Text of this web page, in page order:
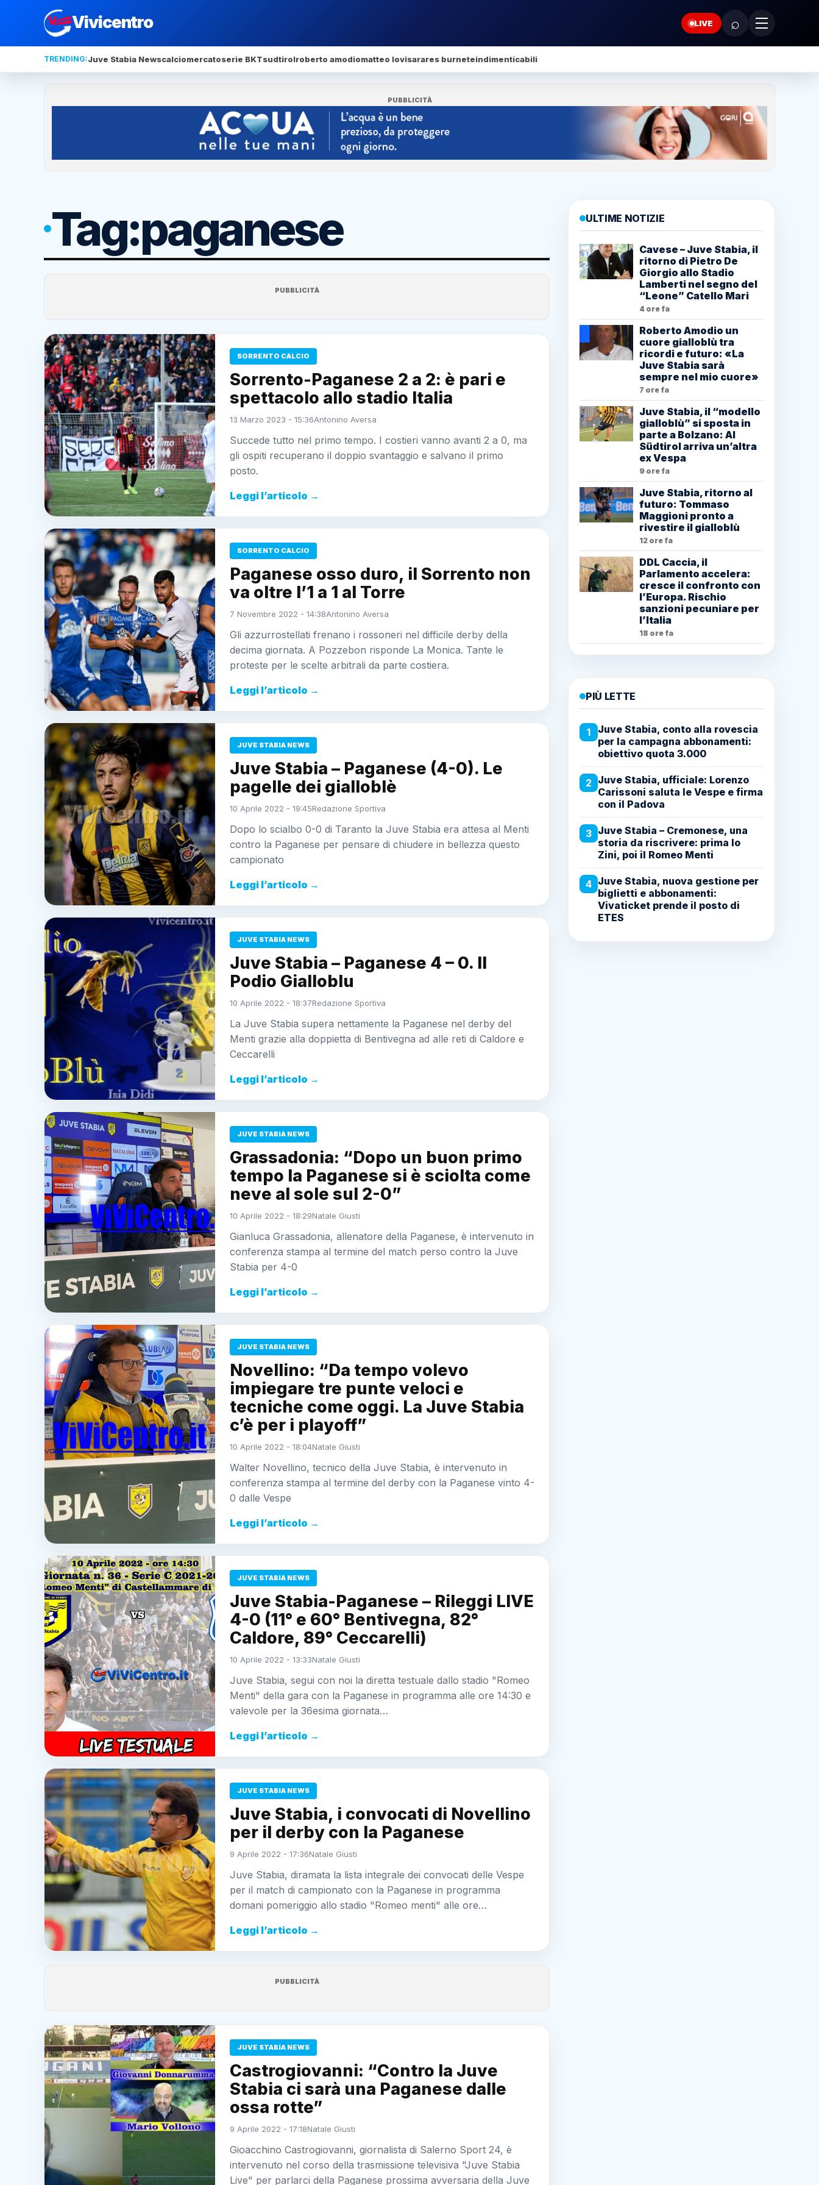
Vivicentro LIVE ⌕
TRENDING:Juve Stabia Newscalciomercatoserie BKTsudtirolroberto amodiomatteo lovisarares burneteindimenticabili
PUBBLICITÀ
Tag:paganese
PUBBLICITÀ
SORRENTO CALCIO
Sorrento-Paganese 2 a 2: è pari e
spettacolo allo stadio Italia
13 Marzo 2023 - 15:36Antonino Aversa
Succede tutto nel primo tempo. I costieri vanno avanti 2 a 0, ma
gli ospiti recuperano il doppio svantaggio e salvano il primo
posto.
Leggi l’articolo →
SORRENTO CALCIO
Paganese osso duro, il Sorrento non
va oltre l’1 a 1 al Torre
7 Novembre 2022 - 14:38Antonino Aversa
Gli azzurrostellati frenano i rossoneri nel difficile derby della
decima giornata. A Pozzebon risponde La Monica. Tante le
proteste per le scelte arbitrali da parte costiera.
Leggi l’articolo →
JUVE STABIA NEWS
Juve Stabia – Paganese (4-0). Le
pagelle dei gialloblè
10 Aprile 2022 - 19:45Redazione Sportiva
Dopo lo scialbo 0-0 di Taranto la Juve Stabia era attesa al Menti
contro la Paganese per pensare di chiudere in bellezza questo
campionato
Leggi l’articolo →
JUVE STABIA NEWS
Juve Stabia – Paganese 4 – 0. Il
Podio Gialloblu
10 Aprile 2022 - 18:37Redazione Sportiva
La Juve Stabia supera nettamente la Paganese nel derby del
Menti grazie alla doppietta di Bentivegna ad alle reti di Caldore e
Ceccarelli
Leggi l’articolo →
JUVE STABIA NEWS
Grassadonia: “Dopo un buon primo
tempo la Paganese si è sciolta come
neve al sole sul 2-0”
10 Aprile 2022 - 18:29Natale Giusti
Gianluca Grassadonia, allenatore della Paganese, è intervenuto in
conferenza stampa al termine del match perso contro la Juve
Stabia per 4-0
Leggi l’articolo →
JUVE STABIA NEWS
Novellino: “Da tempo volevo
impiegare tre punte veloci e
tecniche come oggi. La Juve Stabia
c’è per i playoff”
10 Aprile 2022 - 18:04Natale Giusti
Walter Novellino, tecnico della Juve Stabia, è intervenuto in
conferenza stampa al termine del derby con la Paganese vinto 4-
0 dalle Vespe
Leggi l’articolo →
JUVE STABIA NEWS
Juve Stabia-Paganese – Rileggi LIVE
4-0 (11° e 60° Bentivegna, 82°
Caldore, 89° Ceccarelli)
10 Aprile 2022 - 13:33Natale Giusti
Juve Stabia, segui con noi la diretta testuale dallo stadio "Romeo
Menti" della gara con la Paganese in programma alle ore 14:30 e
valevole per la 36esima giornata…
Leggi l’articolo →
JUVE STABIA NEWS
Juve Stabia, i convocati di Novellino
per il derby con la Paganese
9 Aprile 2022 - 17:36Natale Giusti
Juve Stabia, diramata la lista integrale dei convocati delle Vespe
per il match di campionato con la Paganese in programma
domani pomeriggio allo stadio "Romeo menti" alle ore…
Leggi l’articolo →
PUBBLICITÀ
JUVE STABIA NEWS
Castrogiovanni: “Contro la Juve
Stabia ci sarà una Paganese dalle
ossa rotte”
9 Aprile 2022 - 17:18Natale Giusti
Gioacchino Castrogiovanni, giornalista di Salerno Sport 24, è
intervenuto nel corso della trasmissione televisiva "Juve Stabia
Live" per parlarci della Paganese prossima avversaria della Juve
ULTIME NOTIZIE
Cavese – Juve Stabia, il
ritorno di Pietro De
Giorgio allo Stadio
Lamberti nel segno del
“Leone” Catello Mari
4 ore fa
Roberto Amodio un
cuore gialloblù tra
ricordi e futuro: «La
Juve Stabia sarà
sempre nel mio cuore»
7 ore fa
Juve Stabia, il “modello
gialloblù” si sposta in
parte a Bolzano: Al
Südtirol arriva un’altra
ex Vespa
9 ore fa
Juve Stabia, ritorno al
futuro: Tommaso
Maggioni pronto a
rivestire il gialloblù
12 ore fa
DDL Caccia, il
Parlamento accelera:
cresce il confronto con
l’Europa. Rischio
sanzioni pecuniare per
l’Italia
18 ore fa
PIÙ LETTE
1
Juve Stabia, conto alla rovescia
per la campagna abbonamenti:
obiettivo quota 3.000
2 Juve Stabia, ufficiale: Lorenzo
Carissoni saluta le Vespe e firma
con il Padova
3 Juve Stabia – Cremonese, una
storia da riscrivere: prima lo
Zini, poi il Romeo Menti
4 Juve Stabia, nuova gestione per
biglietti e abbonamenti:
Vivaticket prende il posto di
ETES